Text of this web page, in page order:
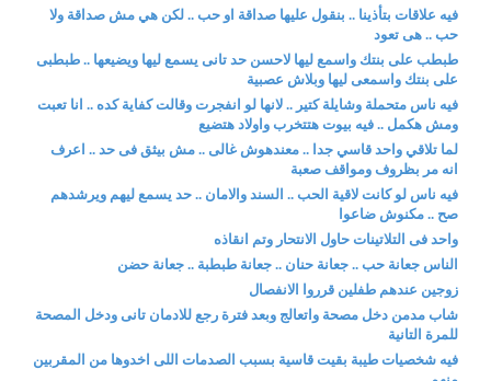
فيه علاقات بتأذينا .. بنقول عليها صداقة او حب .. لكن هي مش صداقة ولا
حب .. هى تعود
طبطب على بنتك واسمع ليها لاحسن حد تانى يسمع ليها ويضيعها .. طبطبى
على بنتك واسمعى ليها وبلاش عصبية
فيه ناس متحملة وشايلة كتير .. لانها لو انفجرت وقالت كفاية كده .. انا تعبت
ومش هكمل .. فيه بيوت هتتخرب واولاد هتضيع
لما تلاقي واحد قاسي جدا .. معندهوش غالى .. مش بيثق فى حد .. اعرف
انه مر بظروف ومواقف صعبة
فيه ناس لو كانت لاقية الحب .. السند والامان .. حد يسمع ليهم ويرشدهم
صح .. مكنوش ضاعوا
واحد فى التلاتينات حاول الانتحار وتم انقاذه
الناس جعانة حب .. جعانة حنان .. جعانة طبطبة .. جعانة حضن
زوجين عندهم طفلين قرروا الانفصال
شاب مدمن دخل مصحة واتعالج وبعد فترة رجع للادمان تانى ودخل المصحة
للمرة التانية
فيه شخصيات طيبة بقيت قاسية بسبب الصدمات اللى اخدوها من المقربين